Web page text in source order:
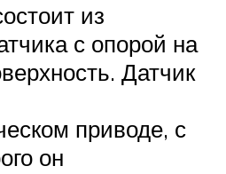
из
с опорой на
Датчик
приводе, с
он